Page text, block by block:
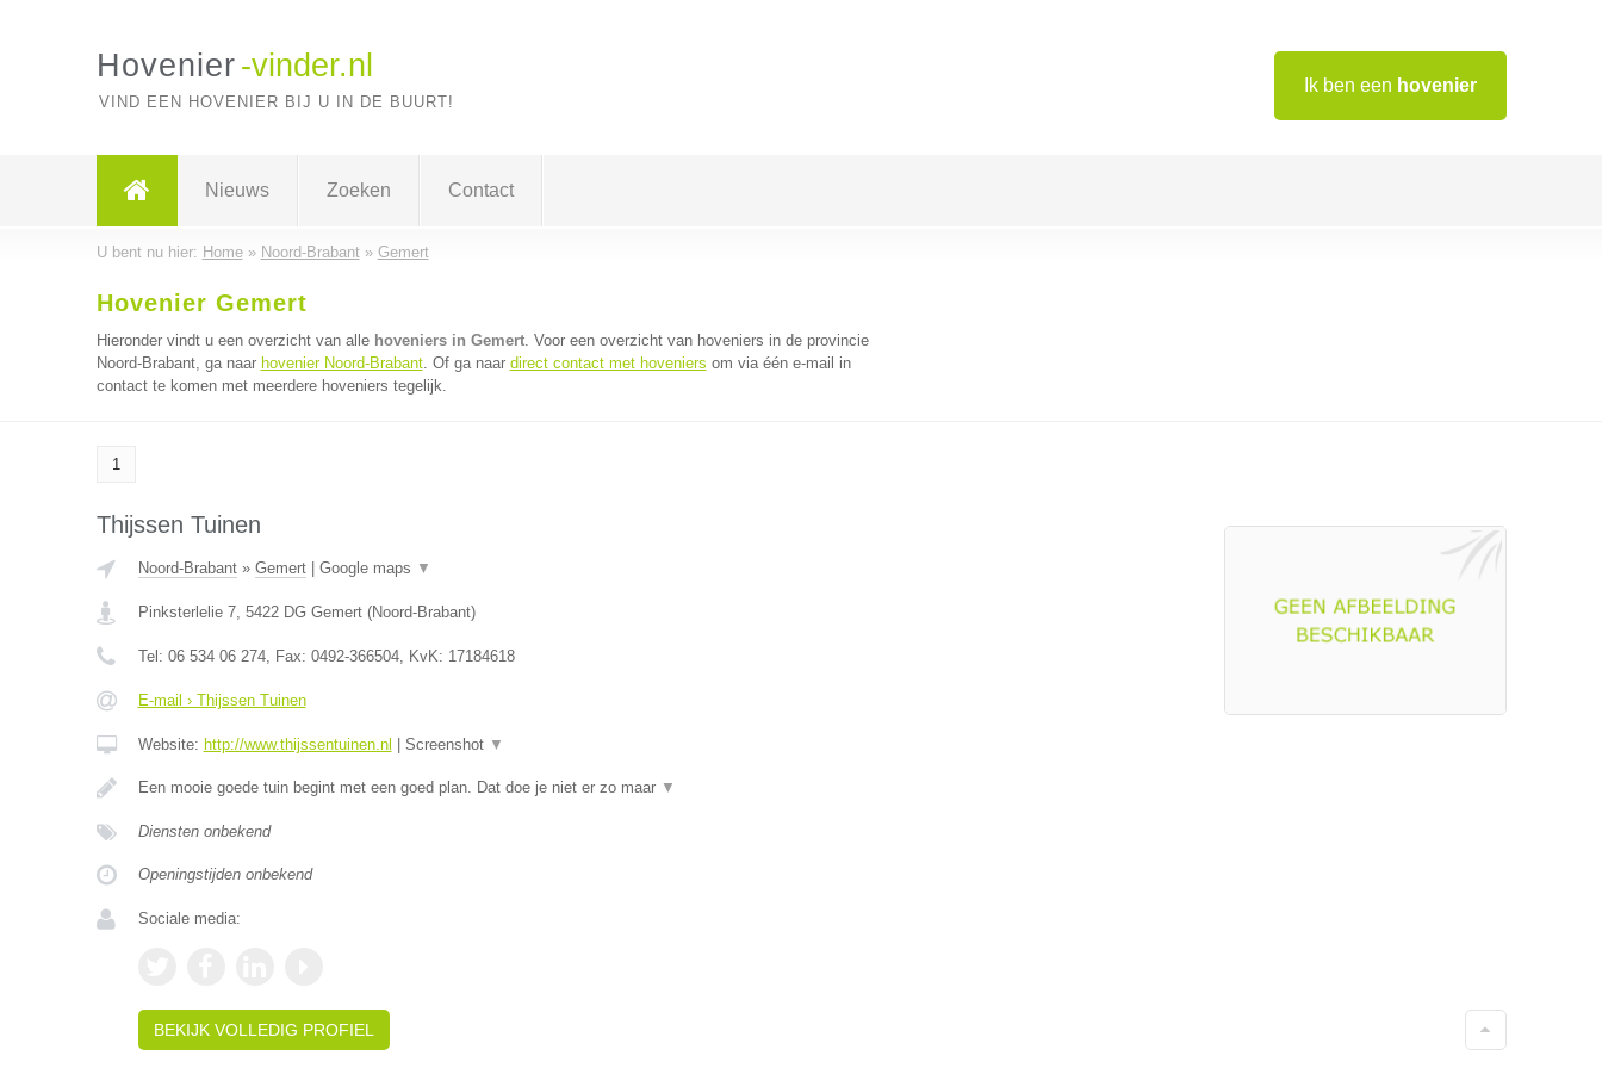
Ik ben een hovenier
Hovenier -vinder.nl
VIND EEN HOVENIER BIJ U IN DE BUURT!
Nieuws Zoeken Contact
U bent nu hier: Home» Noord-Brabant» Gemert
Hovenier Gemert
Hieronder vindt u een overzicht van alle hoveniers in Gemert. Voor een overzicht van hoveniers in de provincie
Noord-Brabant, ga naar hovenier Noord-Brabant. Of ga naar direct contact met hoveniers om via één e-mail in
contact te komen met meerdere hoveniers tegelijk.
1
Thijssen Tuinen
Noord-Brabant» Gemert| Google maps ▼
Pinksterlelie 7, 5422 DG Gemert(Noord-Brabant)
Tel: 06 534 06 274, Fax: 0492-366504, KvK: 17184618
E-mail › Thijssen Tuinen
Website: http://www.thijssentuinen.nl Screenshot ▼
Een mooie goede tuin begint met een goed plan. Dat doe je niet er zo maar ▼
Diensten onbekend
Openingstijden onbekend
Sociale media:
BEKIJK VOLLEDIG PROFIEL